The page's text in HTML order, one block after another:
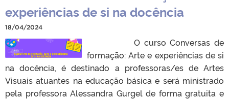
experiências de si na docência
18/04/2024
O curso Conversas de
formação: Arte e experiências de si
na docência, é destinado a professoras/es de Artes
Visuais atuantes na educação básica e será ministrado
pela professora Alessandra Gurgel de forma gratuita e